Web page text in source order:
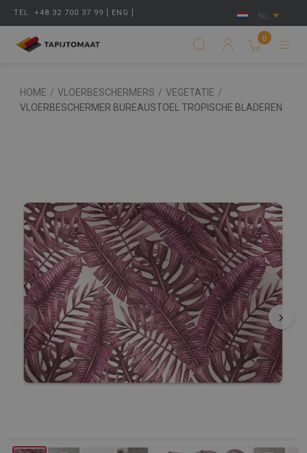
TEL. +48 32 700 37 99 [ ENG ] NL
0
HOME / VLOERBESCHERMERS / VEGETATIE /
VLOERBESCHERMER BUREAUSTOEL TROPISCHE BLADEREN
‹ ›